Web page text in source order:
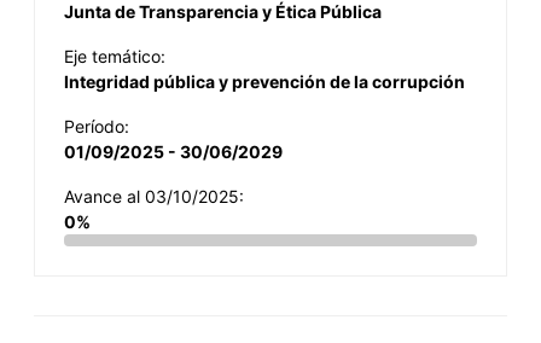
Junta de Transparencia y Ética Pública
Eje temático:
Integridad pública y prevención de la corrupción
Período:
01/09/2025 - 30/06/2029
Avance al 03/10/2025:
0%